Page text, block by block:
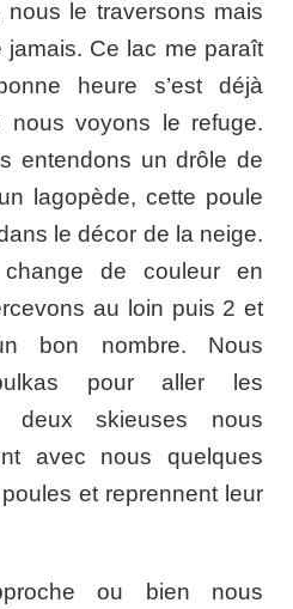
le traversons mais
jamais. Ce lac me paraît
heure s’est déjà
nous voyons le refuge.
entendons un drôle de
lagopède, cette poule
le décor de la neige.
change de couleur en
au loin puis 2 et
bon nombre. Nous
pour aller les
deux skieuses nous
avec nous quelques
et reprennent leur
ou bien nous